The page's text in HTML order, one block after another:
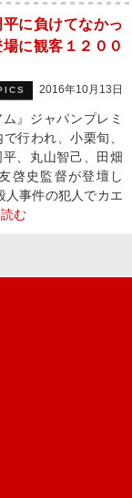
に負けてなかっ
に観客１２００
2016年10月13日
』ジャパンプレミ
行われ、小栗旬、
、丸山智己、田畑
啓史監督が登壇し
事件の犯人でカエ
む